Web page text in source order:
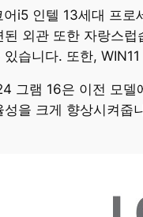
i5 인텔 13세대 프로
외관 또한 자랑스
습니다. 또한,
그램 16은 이전 모
을 크게 향상시켜줍